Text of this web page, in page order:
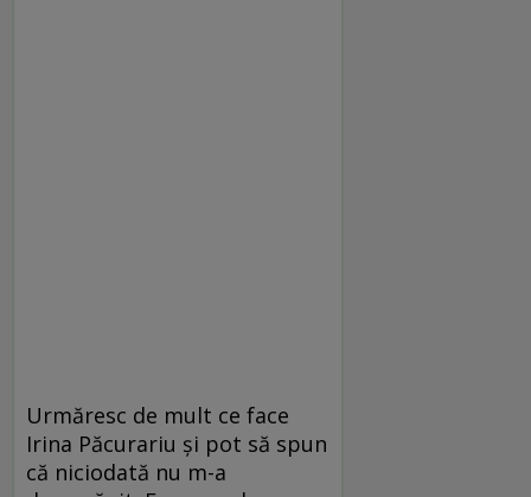
Urmăresc de mult ce face
Irina Păcurariu şi pot să spun
că niciodată nu m-a